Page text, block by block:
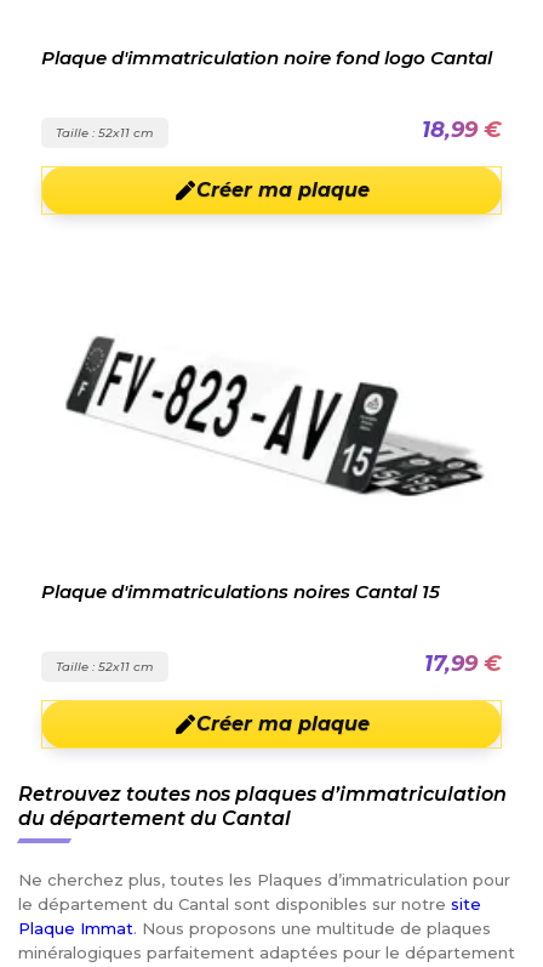
Plaque d'immatriculation noire fond logo Cantal
Taille : 52x11 cm 18,99 €
Créer ma plaque
Plaque d'immatriculations noires Cantal 15
Taille : 52x11 cm 17,99 €
Créer ma plaque
Retrouvez toutes nos plaques d’immatriculation
du département du Cantal
Ne cherchez plus, toutes les Plaques d’immatriculation pour
le département du Cantal sont disponibles sur notre site
Plaque Immat. Nous proposons une multitude de plaques
minéralogiques parfaitement adaptées pour le département